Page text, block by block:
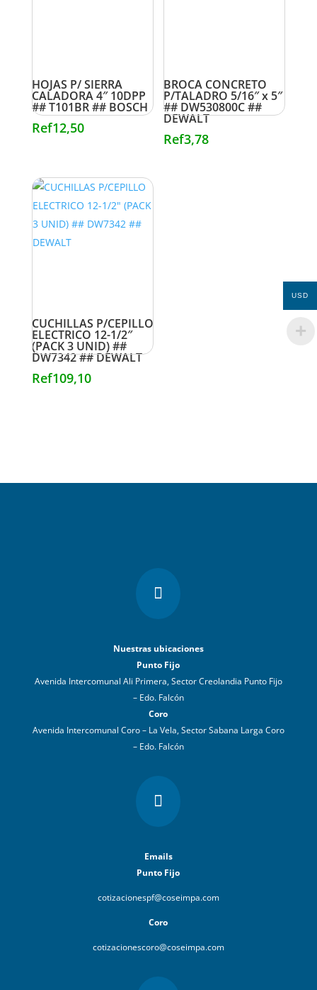
HOJAS P/ SIERRA
CALADORA 4″ 10DPP
## T101BR ## BOSCH
Ref12,50
BROCA CONCRETO
P/TALADRO 5/16″ x 5″
## DW530800C ##
DEWALT
Ref3,78
CUCHILLAS P/CEPILLO
ELECTRICO 12-1/2″
(PACK 3 UNID) ##
DW7342 ## DEWALT
Ref109,10

Nuestras ubicaciones
Punto Fijo
Avenida Intercomunal Ali Primera, Sector Creolandia Punto Fijo
– Edo. Falcón
Coro
Avenida Intercomunal Coro – La Vela, Sector Sabana Larga Coro
– Edo. Falcón

Emails
Punto Fijo
cotizacionespf@coseimpa.com
Coro
cotizacionescoro@coseimpa.com
USD